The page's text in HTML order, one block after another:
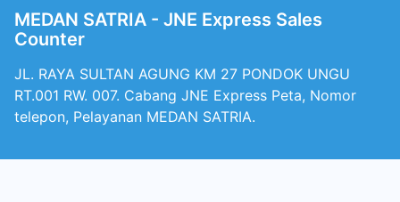
MEDAN SATRIA - JNE Express Sales
Counter
JL. RAYA SULTAN AGUNG KM 27 PONDOK UNGU
RT.001 RW. 007. Cabang JNE Express Peta, Nomor
telepon, Pelayanan MEDAN SATRIA.